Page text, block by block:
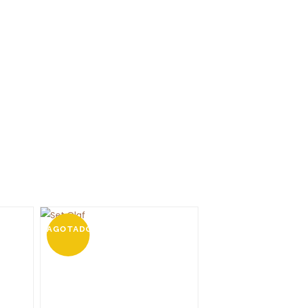
AGOTADO